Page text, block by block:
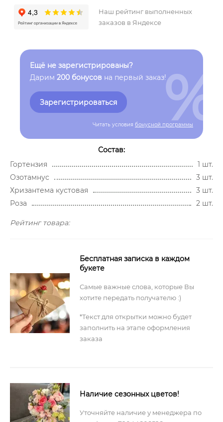
Наш рейтинг выполненных
заказов в Яндексе
Ещё не зарегистрированы?
Дарим 200 бонусов на первый заказ!
Зарегистрироваться
Читать условия бонусной программы
%
Состав:
Гортензия
1 шт.
Озотамнус
3 шт.
Хризантема кустовая
3 шт.
Роза
2 шт.
Рейтинг товара:
Бесплатная записка в каждом
букете
Самые важные слова, которые Вы
хотите передать получателю :)
*Текст для открытки можно будет
заполнить на этапе оформления
заказа
Наличие сезонных цветов!
Уточняйте наличие у менеджера по